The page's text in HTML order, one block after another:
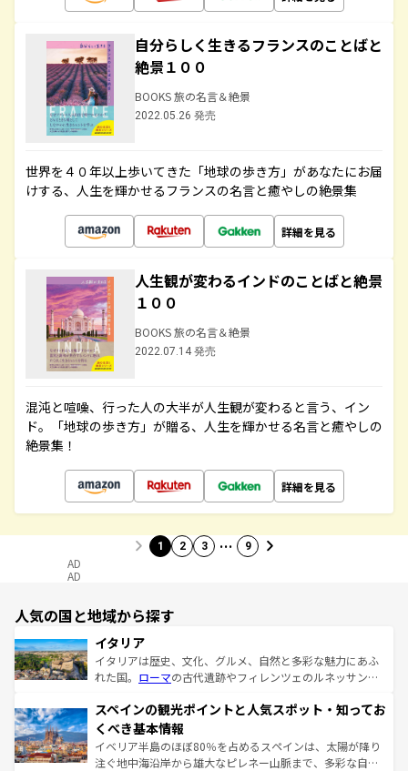
自分らしく生きるフランスのことばと
絶景１００
BOOKS 旅の名言＆絶景
2022.05.26 発売
世界を４０年以上歩いてきた「地球の歩き方」があなたにお届
けする、人生を輝かせるフランスの名言と癒やしの絶景集
詳細を見る
人生観が変わるインドのことばと絶景
１００
BOOKS 旅の名言＆絶景
2022.07.14 発売
混沌と喧噪、行った人の大半が人生観が変わると言う、イン
ド。「地球の歩き方」が贈る、人生を輝かせる名言と癒やしの
絶景集！
詳細を見る
1 2 3 … 9
AD
AD
人気の国と地域から探す
イタリア
イタリアは歴史、文化、グルメ、自然と多彩な魅力にあふ
れた国。 ローマの古代遺跡やフィレンツェのルネッサンス
ろん、トスカーナの美しい田園風景やアマルフィ海岸の絶
景など、自然景観も見逃せない。観光の合間には、本場の
ピザやパスタなど、絶品のイタリア料理を堪能することも
できる。朝目覚めてから夜眠るまで、すべての瞬間を楽し
スペインの観光ポイントと人気スポット・知ってお
くべき基本情報
イベリア半島のほぼ80％を占めるスペインは、太陽が降り
注ぐ地中海沿岸から雄大なピレネー山脈まで、多彩な自然